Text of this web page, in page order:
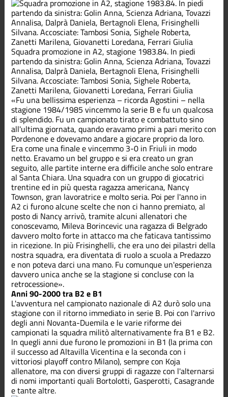
Squadra promozione in A2, stagione 1983.84. In piedi
partendo da sinistra: Golin Anna, Scienza Adriana, Tovazzi
Annalisa, Dalprà Daniela, Bertagnoli Elena, Frisinghelli
Silvana. Accosciate: Tambosi Sonia, Sighele Roberta,
Zanetti Marilena, Giovanetti Loredana, Ferrari Giulia
«Fu una bellissima esperienza – ricorda Agostini – nella
stagione 1984/1985 vincemmo la serie B e fu un qualcosa
di splendido. Fu un campionato tirato e combattuto sino
all'ultima giornata, quando eravamo primi a pari merito con
Pordenone e dovevamo andare a giocare proprio da loro.
Era come una finale e vincemmo 3-0 in Friuli in modo
netto. Eravamo un bel gruppo e si era creato un gran
seguito, alle partite interne era difficile anche solo entrare
al Santa Chiara. Una squadra con un gruppo di giocatrici
trentine ed in più questa ragazza americana, Nancy
Townson, gran lavoratrice e molto seria. Poi per l'anno in
A2 ci furono alcune scelte che non ci hanno premiato, al
posto di Nancy arrivò, tramite alcuni allenatori che
conoscevamo, Mileva Borincevic una ragazza di Belgrado
davvero molto forte in attacco ma che faticava tantissimo
in ricezione. In più Frisinghelli, che era uno dei pilastri della
nostra squadra, era diventata di ruolo a scuola a Predazzo
e non poteva darci una mano. Fu comunque un'esperienza
davvero unica anche se la stagione si concluse con la
retrocessione».
Anni 90-2000 tra B2 e B1
L'avventura nel campionato nazionale di A2 durò solo una
stagione con il ritorno immediato in serie B. Poi con l'arrivo
degli anni Novanta-Duemila e le varie riforme dei
campionati la squadra militò alternativamente fra B1 e B2.
In quegli anni due furono le promozioni in B1 (la prima con
il successo ad Altavilla Vicentina e la seconda con i
vittoriosi playoff contro Milano), sempre con Koja
allenatore, ma con diversi gruppi di ragazze con l'alternarsi
di nomi importanti quali Bortolotti, Gasperotti, Casagrande
e tante altre.